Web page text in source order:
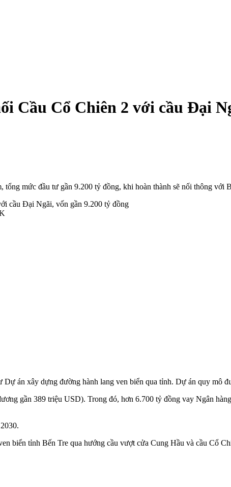
Cầu Cổ Chiên 2 với cầu Đại
mức đầu tư gần 9.200 tỷ đồng, khi hoàn thành sẽ nối thông với
án xây dựng đường hành lang ven biển qua tỉnh. Dự án quy mô
gần 389 triệu USD). Trong đó, hơn 6.700 tỷ đồng vay Ngân
biển tỉnh Bến Tre qua hướng cầu vượt cửa Cung Hầu và cầu Cổ